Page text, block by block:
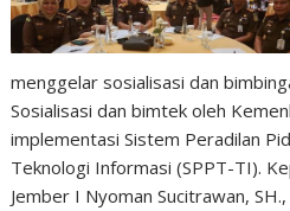
menggelar sosialisasi dan
Sosialisasi dan bimtek oleh
implementasi Sistem Peradilan
Teknologi Informasi (SPPT-TI).
Jember I Nyoman Sucitrawan,